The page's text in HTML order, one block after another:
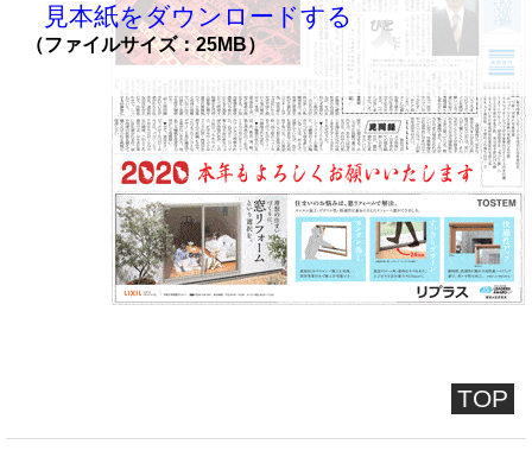
見本紙をダウンロードする
（ファイルサイズ：25MB）
TOP